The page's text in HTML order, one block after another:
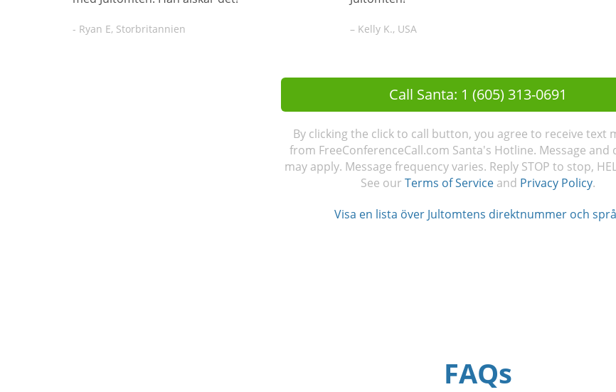
- Ryan E, Storbritannien – Kelly K., USA
Call Santa: 1 (605) 313-0691
By clicking the click to call button, you agree to receive text
from FreeConferenceCall.com Santa's Hotline. Message and
may apply. Message frequency varies. Reply STOP to stop,
See our Terms of Service and Privacy Policy.
Visa en lista över Jultomtens direktnummer och
FAQs